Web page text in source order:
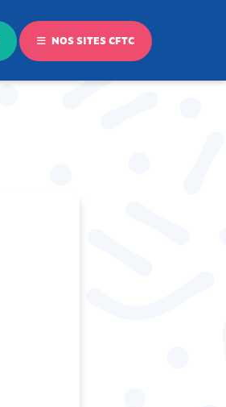
NOS SITES CFTC